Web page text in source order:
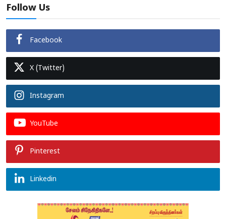
Follow Us
Facebook
X (Twitter)
Instagram
YouTube
Pinterest
Linkedin